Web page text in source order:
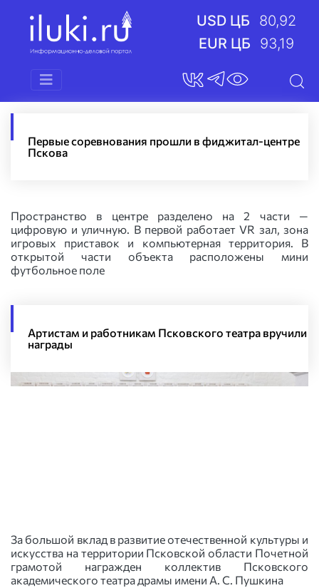
USD ЦБ
80,92
EUR ЦБ
93,19
Первые соревнования прошли в фиджитал-центре
Пскова
Пространство в центре разделено на 2 части —
цифровую и уличную. В первой работает VR зал, зона
игровых приставок и компьютерная территория. В
открытой части объекта расположены мини
футбольное поле
Артистам и работникам Псковского театра вручили
награды
За большой вклад в развитие отечественной культуры и
искусства на территории Псковской области Почетной
грамотой награжден коллектив Псковского
академического театра драмы имени А. С. Пушкина